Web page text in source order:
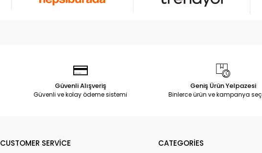
Güvenli Alışveriş
Güvenli ve kolay ödeme sistemi
Geniş Ürün Yelpazesi
Binlerce ürün ve kampanya
CUSTOMER SERVİCE CATEGORİES